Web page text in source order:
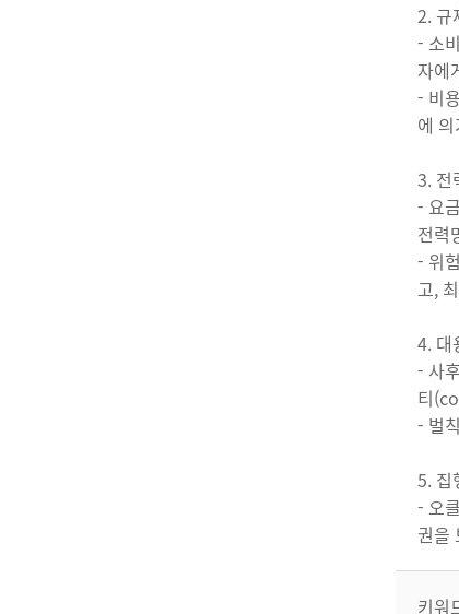
2. 규
- 소
자에
- 비
에
3. 전
- 요
전력
- 위
고,
4. 대
- 사
티
- 벌
5. 집
- 오
권을
키워